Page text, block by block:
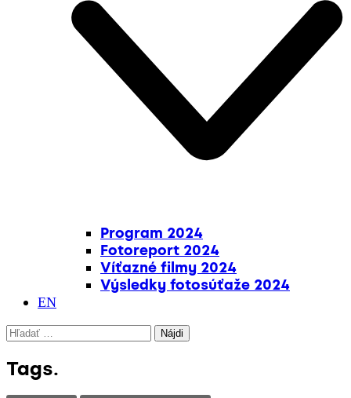
Program 2024
Fotoreport 2024
Víťazné filmy 2024
Výsledky fotosúťaže 2024
EN
Hľadať:
Tags.